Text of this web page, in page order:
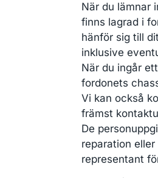
När du lämnar
finns lagrad i
hänför sig till
inklusive
När du ingår
fordonets
Vi kan också
främst
De
reparation
representant